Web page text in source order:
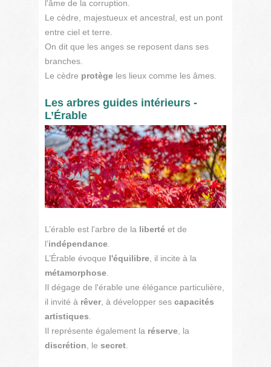
l'âme de la corruption.
Le cèdre, majestueux et ancestral, est un pont
entre ciel et terre.
On dit que les anges se reposent dans ses
branches.
Le cèdre protège les lieux comme les âmes.
Les arbres guides intérieurs -
L’Érable
L’érable est l'arbre de la liberté et de
l’indépendance
L’Érable évoque l'équilibre , il incite à la
métamorphose
Il dégage de l'érable une élégance particulière,
il invité à rêver, à développer ses capacités
artistiques
Il représente également la réserve , la
discrétion , le secret